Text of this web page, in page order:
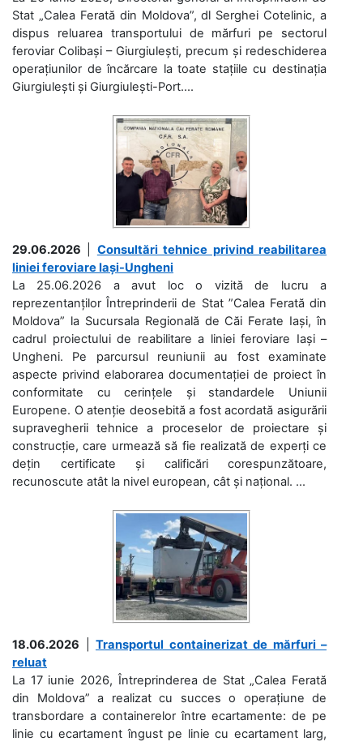
Stat „Calea Ferată din Moldova”, dl Serghei Cotelinic, a
dispus reluarea transportului de mărfuri pe sectorul
feroviar Colibași – Giurgiulești, precum și redeschiderea
operațiunilor de încărcare la toate stațiile cu destinația
Giurgiulești și Giurgiulești-Port....
29.06.2026
Consultări tehnice privind reabilitarea
liniei feroviare Iași-Ungheni
La 25.06.2026 a avut loc o vizită de lucru a
reprezentanților Întreprinderii de Stat ”Calea Ferată din
Moldova” la Sucursala Regională de Căi Ferate Iași, în
cadrul proiectului de reabilitare a liniei feroviare Iași –
Ungheni. Pe parcursul reuniunii au fost examinate
aspecte privind elaborarea documentației de proiect în
conformitate cu cerințele și standardele Uniunii
Europene. O atenție deosebită a fost acordată asigurării
supravegherii tehnice a proceselor de proiectare și
construcție, care urmează să fie realizată de experți ce
dețin certificate și calificări corespunzătoare,
recunoscute atât la nivel european, cât și național. ...
18.06.2026
Transportul containerizat de mărfuri –
reluat
La 17 iunie 2026, Întreprinderea de Stat „Calea Ferată
din Moldova” a realizat cu succes o operațiune de
transbordare a containerelor între ecartamente: de pe
linie cu ecartament îngust pe linie cu ecartament larg,